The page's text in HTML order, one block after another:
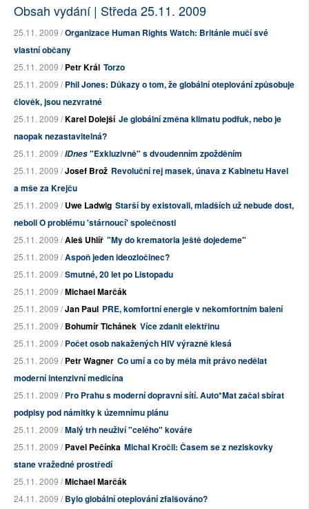
Obsah vydání | Středa 25.11. 2009
25.11. 2009 /Organizace Human Rights Watch: Británie mučí své
vlastní občany
25.11. 2009 /Petr Král Torzo
25.11. 2009 /Phil Jones: Důkazy o tom, že globální oteplování způsobuje
člověk, jsou nezvratné
25.11. 2009 /Karel Dolejší Je globální změna klimatu podfuk, nebo je
naopak nezastavitelná?
25.11. 2009 /IDnes"Exkluzivně" s dvoudenním zpožděním
25.11. 2009 /Josef Brož Revoluční rej masek, únava z Kabinetu Havel
a mše za Krejču
25.11. 2009 /Uwe Ladwig Starší by existovali, mladších už nebude dost,
neboli O problému 'stárnoucí' společnosti
25.11. 2009 /Aleš Uhlíř "My do krematoria ještě dojedeme"
25.11. 2009 /Aspoň jeden ideozločinec?
25.11. 2009 /Smutné, 20 let po Listopadu
25.11. 2009 /Michael Marčák
25.11. 2009 /Jan Paul PRE, komfortní energie v nekomfortním balení
25.11. 2009 /Bohumír Tichánek Více zdanit elektřinu
25.11. 2009 /Počet osob nakažených HIV výrazně klesá
25.11. 2009 /Petr Wagner Co umí a co by měla mít právo nedělat
moderní intenzivní medicína
25.11. 2009 /Pro Prahu s moderní dopravní sítí. Auto*Mat začal sbírat
podpisy pod námitky k územnímu plánu
25.11. 2009 /Malý trh neuživí "celého" kováře
25.11. 2009 /Pavel Pečínka Michal Kročil: Časem se z neziskovky
stane vražedné prostředí
25.11. 2009 /Michael Marčák
24.11. 2009 /Bylo globální oteplování zfalšováno?